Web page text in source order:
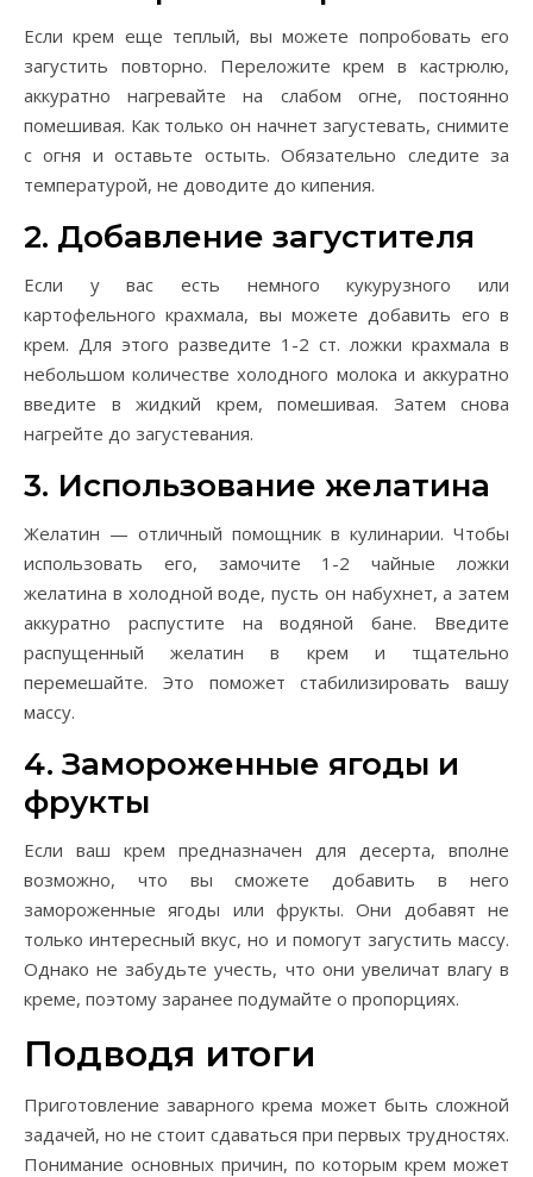
Если крем еще теплый, вы можете попробовать его
загустить повторно. Переложите крем в кастрюлю,
аккуратно нагревайте на слабом огне, постоянно
помешивая. Как только он начнет загустевать, снимите
с огня и оставьте остыть. Обязательно следите за
температурой, не доводите до кипения.
2. Добавление загустителя
Если у вас есть немного кукурузного или
картофельного крахмала, вы можете добавить его в
крем. Для этого разведите 1-2 ст. ложки крахмала в
небольшом количестве холодного молока и аккуратно
введите в жидкий крем, помешивая. Затем снова
нагрейте до загустевания.
3. Использование желатина
Желатин — отличный помощник в кулинарии. Чтобы
использовать его, замочите 1-2 чайные ложки
желатина в холодной воде, пусть он набухнет, а затем
аккуратно распустите на водяной бане. Введите
распущенный желатин в крем и тщательно
перемешайте. Это поможет стабилизировать вашу
массу.
4. Замороженные ягоды и
фрукты
Если ваш крем предназначен для десерта, вполне
возможно, что вы сможете добавить в него
замороженные ягоды или фрукты. Они добавят не
только интересный вкус, но и помогут загустить массу.
Однако не забудьте учесть, что они увеличат влагу в
креме, поэтому заранее подумайте о пропорциях.
Подводя итоги
Приготовление заварного крема может быть сложной
задачей, но не стоит сдаваться при первых трудностях.
Понимание основных причин, по которым крем может